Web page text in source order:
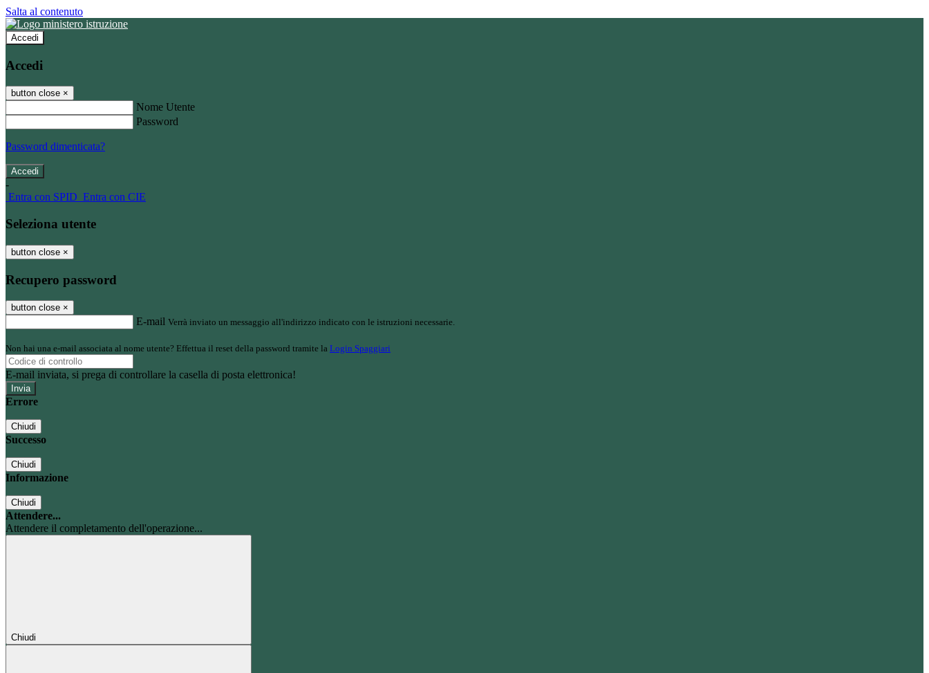
Salta al contenuto
Accedi
Accedi
button close ×
Nome Utente
Password
Password dimenticata?
-
Entra con SPID Entra con CIE
Seleziona utente
button close ×
Recupero password
button close ×
E-mail Verrà inviato un messaggio all'indirizzo indicato con le istruzioni necessarie.
Non hai una e-mail associata al nome utente? Effettua il reset della password tramite la Login Spaggiari
E-mail inviata, si prega di controllare la casella di posta elettronica!
Errore
Chiudi
Successo
Chiudi
Informazione
Chiudi
Attendere...
Attendere il completamento dell'operazione...
Chiudi